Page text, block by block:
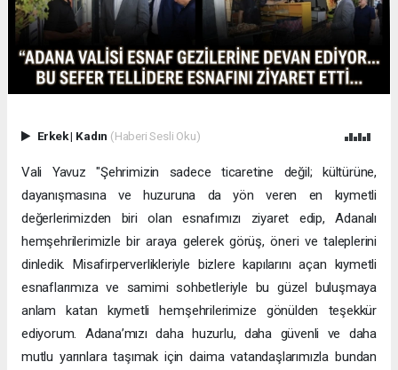
Erkek| Kadın (Haberi Sesli Oku)
Vali Yavuz "Şehrimizin sadece ticaretine değil; kültürüne,
dayanışmasına ve huzuruna da yön veren en kıymetli
değerlerimizden biri olan esnafımızı ziyaret edip, Adanalı
hemşehrilerimizle bir araya gelerek görüş, öneri ve taleplerini
dinledik. Misafirperverlikleriyle bizlere kapılarını açan kıymetli
esnaflarımıza ve samimi sohbetleriyle bu güzel buluşmaya
anlam katan kıymetli hemşehrilerimize gönülden teşekkür
ediyorum. Adana’mızı daha huzurlu, daha güvenli ve daha
mutlu yarınlara taşımak için daima vatandaşlarımızla bundan